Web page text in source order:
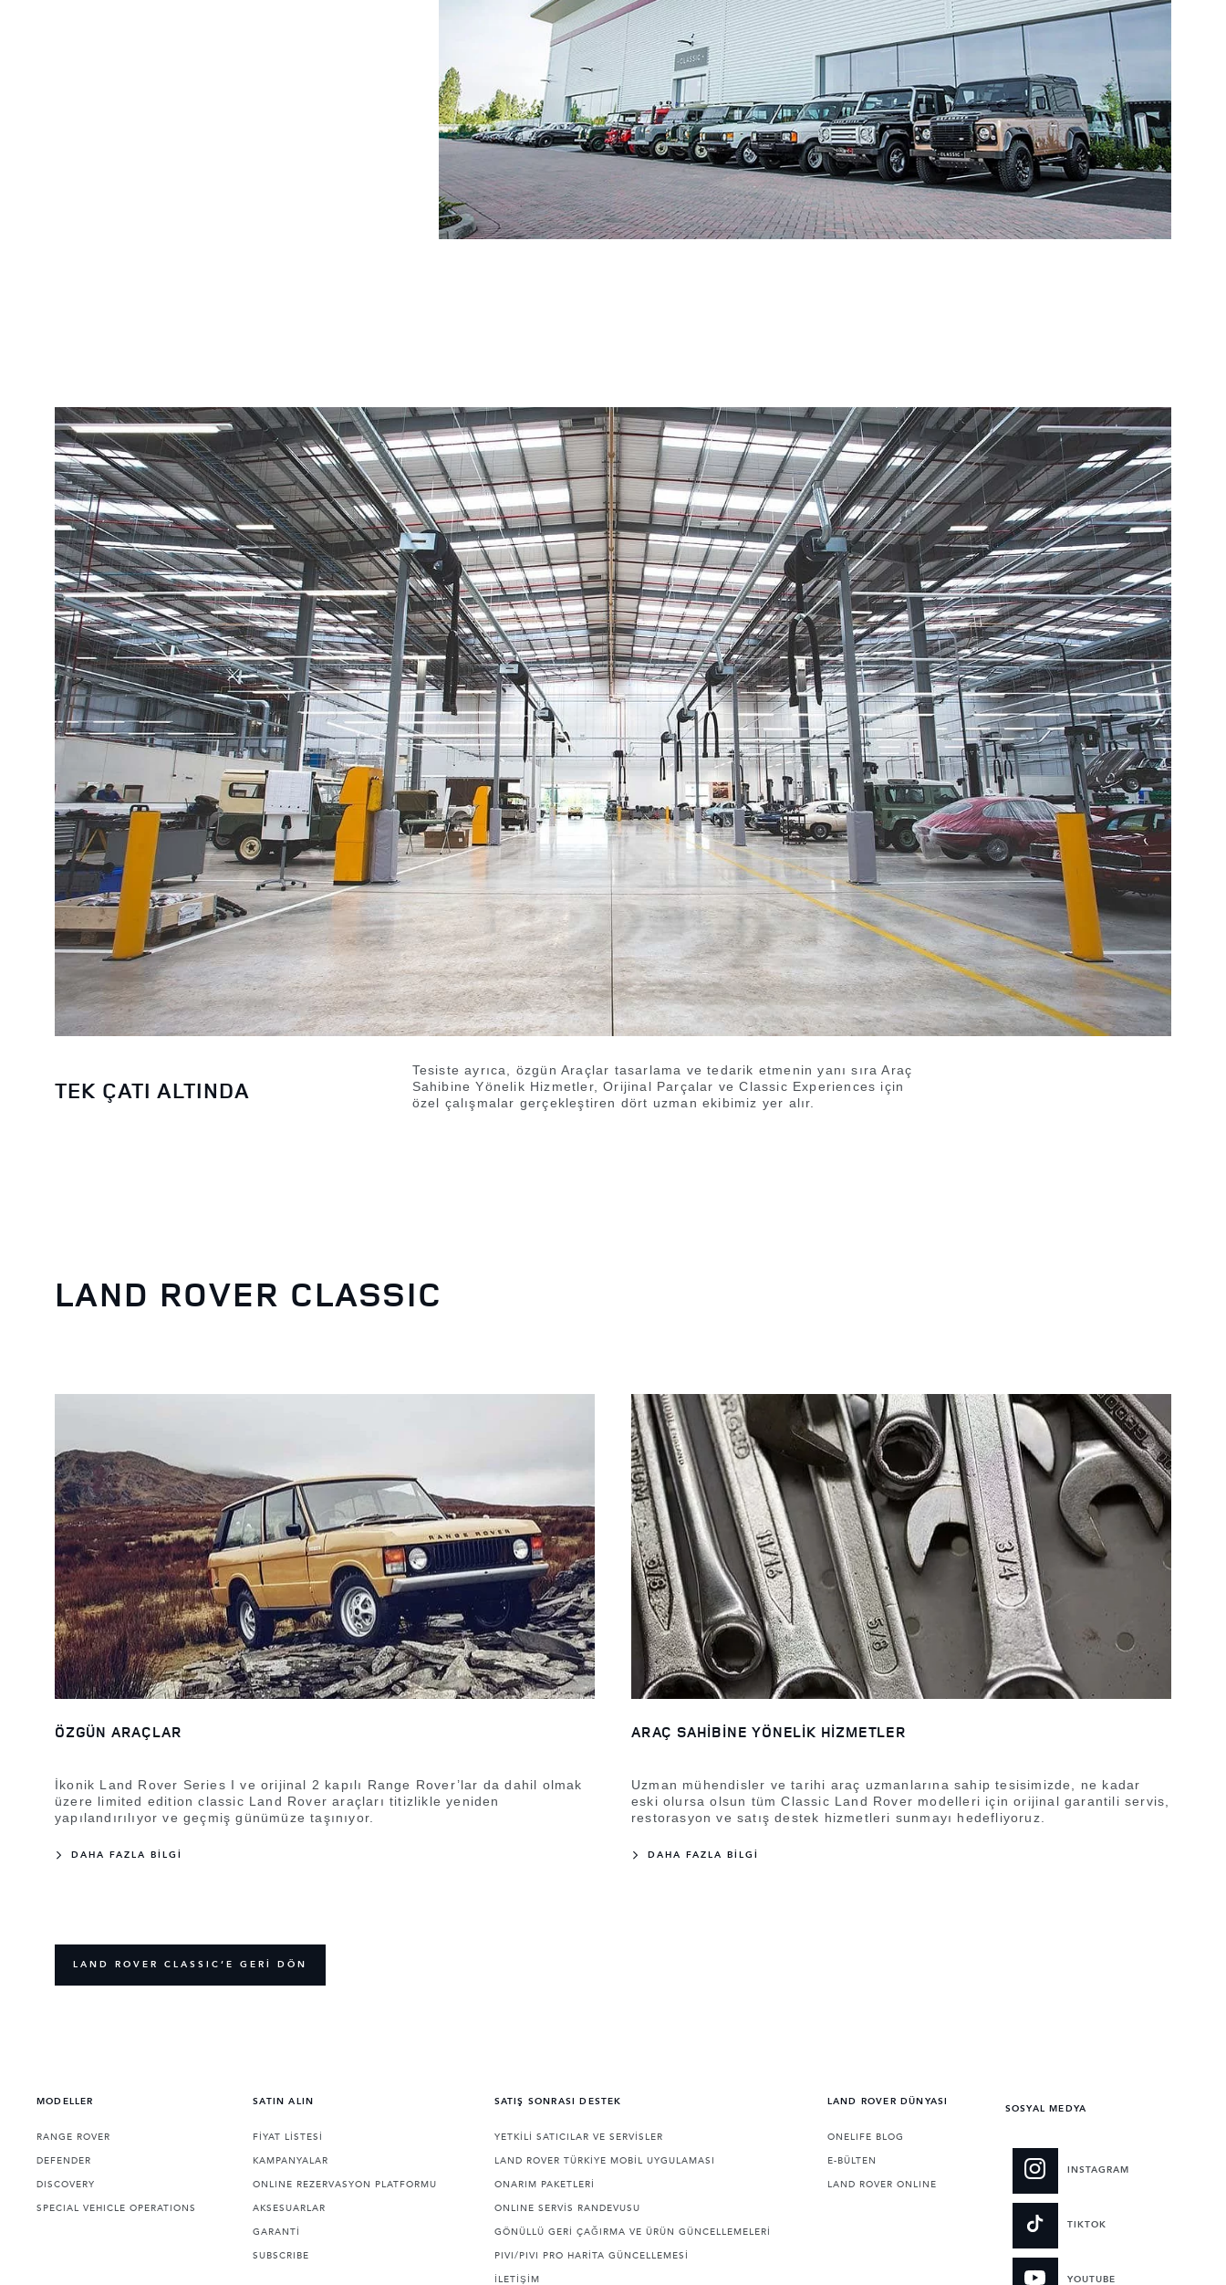
TEK ÇATI ALTINDA
Tesiste ayrıca, özgün Araçlar tasarlama ve tedarik etmenin yanı sıra Araç
Sahibine Yönelik Hizmetler, Orijinal Parçalar ve Classic Experiences için
özel çalışmalar gerçekleştiren dört uzman ekibimiz yer alır.
LAND ROVER CLASSIC
ÖZGÜN ARAÇLAR
İkonik Land Rover Series I ve orijinal 2 kapılı Range Rover’lar da dahil olmak
üzere limited edition classic Land Rover araçları titizlikle yeniden
yapılandırılıyor ve geçmiş günümüze taşınıyor.
DAHA FAZLA BİLGİ
ARAÇ SAHİBİNE YÖNELİK HİZMETLER
Uzman mühendisler ve tarihi araç uzmanlarına sahip tesisimizde, ne kadar
eski olursa olsun tüm Classic Land Rover modelleri için orijinal garantili servis,
restorasyon ve satış destek hizmetleri sunmayı hedefliyoruz.
DAHA FAZLA BİLGİ
LAND ROVER CLASSIC’E GERİ DÖN
MODELLER
RANGE ROVER
DEFENDER
DISCOVERY
SPECIAL VEHICLE OPERATIONS
SATIN ALIN
FİYAT LİSTESİ
KAMPANYALAR
ONLINE REZERVASYON PLATFORMU
AKSESUARLAR
GARANTİ
SUBSCRIBE
SATIŞ SONRASI DESTEK
YETKİLİ SATICILAR VE SERVİSLER
LAND ROVER TÜRKİYE MOBİL UYGULAMASI
ONARIM PAKETLERİ
ONLINE SERVİS RANDEVUSU
GÖNÜLLÜ GERİ ÇAĞIRMA VE ÜRÜN GÜNCELLEMELERİ
PIVI/PIVI PRO HARİTA GÜNCELLEMESİ
İLETİŞİM
LAND ROVER DÜNYASI
ONELIFE BLOG
E-BÜLTEN
LAND ROVER ONLINE
SOSYAL MEDYA
INSTAGRAM
TIKTOK
YOUTUBE